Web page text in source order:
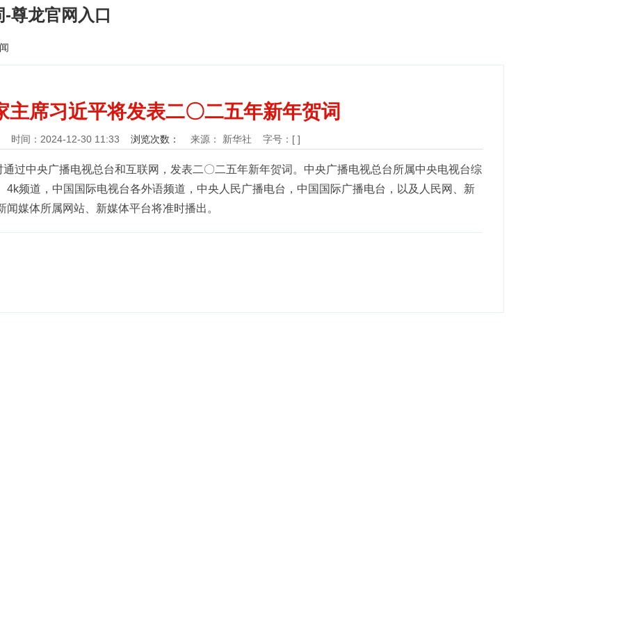
尊龙官网入口
主席习近平将发表二〇二五年新年贺词
时间：2024-12-30 11:33 浏览次数： 来源： 新华社 字号：[ ]
过中央广播电视总台和互联网，发表二〇二五年新年贺词。中央广播电视总台所属中央电视台综
4k频道，中国国际电视台各外语频道，中央人民广播电台，中国国际广播电台，以及人民网、新
媒体所属网站、新媒体平台将准时播出。